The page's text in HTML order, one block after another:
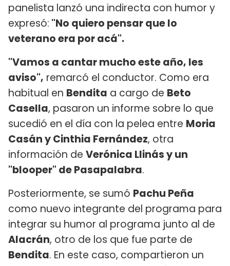
panelista lanzó una indirecta con humor y
expresó: "No quiero pensar que lo
veterano era por acá".
"Vamos a cantar mucho este año, les
aviso", remarcó el conductor. Como era
habitual en Bendita a cargo de Beto
Casella, pasaron un informe sobre lo que
sucedió en el día con la pelea entre Moria
Casán y Cinthia Fernández, otra
información de Verónica Llinás y un
"blooper" de Pasapalabra.
Posteriormente, se sumó Pachu Peña
como nuevo integrante del programa para
integrar su humor al programa junto al de
Alacrán, otro de los que fue parte de
Bendita. En este caso, compartieron un